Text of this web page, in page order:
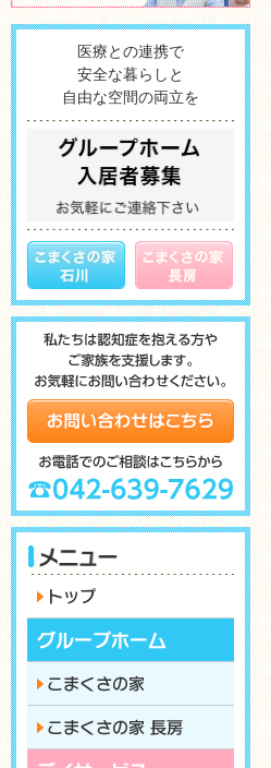
医療との連携で
安全な暮らしと
自由な空間の両立を